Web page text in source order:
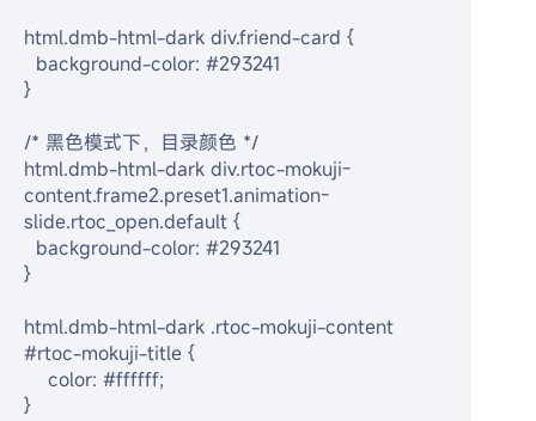
html.dmb-html-dark div.friend-card {
  background-color: #293241
}
/* 黑色模式下，目录颜色 */
html.dmb-html-dark div.rtoc-mokuji-
content.frame2.preset1.animation-
slide.rtoc_open.default {
  background-color: #293241
}
html.dmb-html-dark .rtoc-mokuji-content
#rtoc-mokuji-title {
    color: #ffffff;
}